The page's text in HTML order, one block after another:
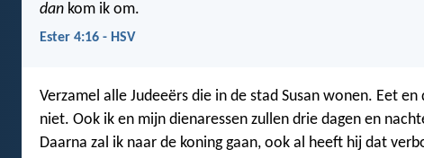
dan kom ik om.
Ester 4:16 - HSV
Verzamel alle Judeeërs die in de stad Susan wonen. Eet
niet. Ook ik en mijn dienaressen zullen drie dagen en
Daarna zal ik naar de koning gaan, ook al heeft hij dat